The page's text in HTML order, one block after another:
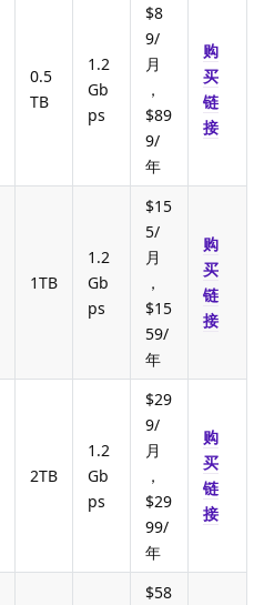
0.5
TB
1.2
Gb
ps
$8
9/
月
，
$89
9/
年
购
买
链
接
1TB
1.2
Gb
ps
$15
5/
月
，
$15
59/
年
购
买
链
接
2TB
1.2
Gb
ps
$29
9/
月
，
$29
99/
年
购
买
链
接
$58